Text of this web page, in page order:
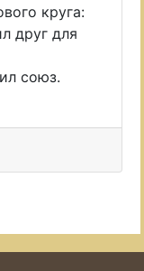
круга:
друг для
союз.